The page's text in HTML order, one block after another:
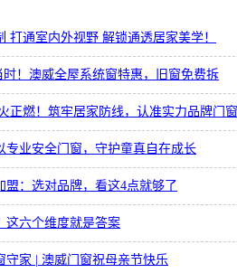
打通室内外视野 解锁通透居家美学！
时！澳威全屋系统窗特惠，旧窗免费拆
正燃！筑牢居家防线，认准实力品牌门窗
专业安全门窗，守护童真自在成长
盟：选对品牌，看这4点就够了
这六个维度就是答案
守家 | 澳威门窗祝母亲节快乐